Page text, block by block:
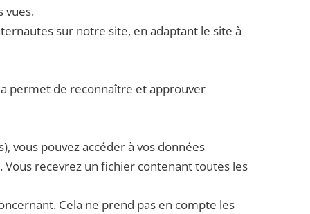
vues.
sur notre site, en adaptant le site à
permet de reconnaître et approuver
vous pouvez accéder à vos données
. Vous recevrez un fichier contenant toutes les
Cela ne prend pas en compte les